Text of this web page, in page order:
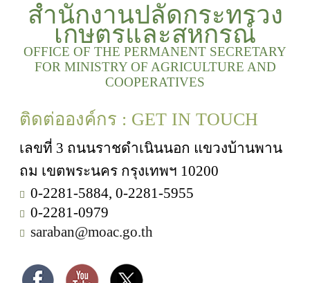
สำนักงานปลัดกระทรวง
เกษตรและสหกรณ์
OFFICE OF THE PERMANENT SECRETARY
FOR MINISTRY OF AGRICULTURE AND
COOPERATIVES
ติดต่อองค์กร : GET IN TOUCH
เลขที่ 3 ถนนราชดำเนินนอก แขวงบ้านพาน
ถม เขตพระนคร กรุงเทพฯ 10200
0-2281-5884, 0-2281-5955
0-2281-0979
saraban@moac.go.th